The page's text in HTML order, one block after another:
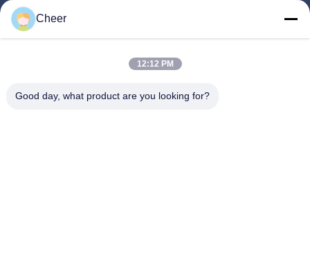
Produits
A Propos De Nous
Contrôle De La Qualité
Cheer
12:12 PM
Good day, what product are you looking for?